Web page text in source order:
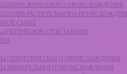
ЖИВОТНОГО ПРОИСХОЖДЕНИЯ
РАСТИТЕЛЬНОГО
СЫРЬЁ
СУБСТАНЦИИ
СИНТЕТИЧЕСКОГО ПРОИСХОЖДЕНИЯ
МИНЕРАЛЬНОГО ПРОИСХОЖДЕНИЯ